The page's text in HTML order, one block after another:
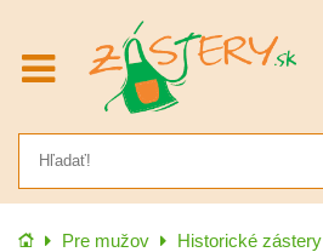
Úvod Pre mužov Historické zástery